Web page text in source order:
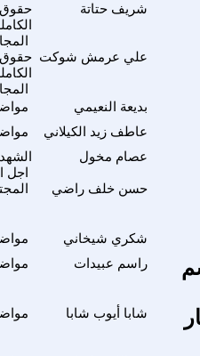
حقوق
شريف حتاتة
حقوق علي عرمش شوكت
بديعة النعيمي
عاطف زيد الكيلاني
اجل
عصام مخول
حسن خلف راضي
شكري شيخاني
راسم عبيدات
شابا أيوب شابا